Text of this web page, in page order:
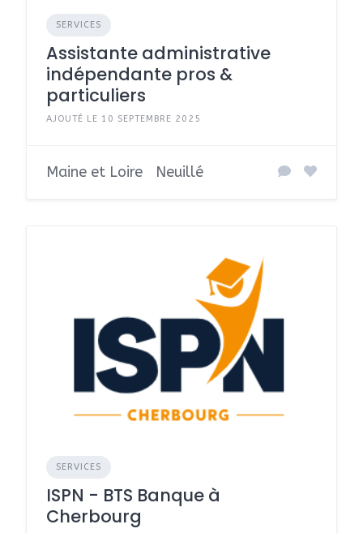
SERVICES
Assistante administrative
indépendante pros &
particuliers
AJOUTÉ LE 10 SEPTEMBRE 2025
Maine et Loire Neuillé
SERVICES
ISPN - BTS Banque à
Cherbourg